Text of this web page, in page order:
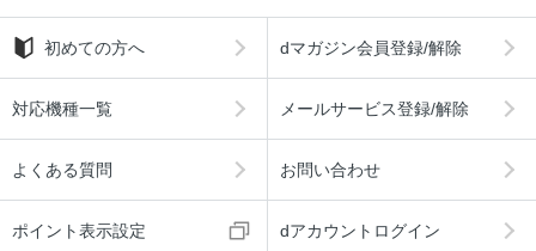
初めての方へ dマガジン会員登録/解除
対応機種一覧 メールサービス登録/解除
よくある質問 お問い合わせ
ポイント表示設定 dアカウントログイン